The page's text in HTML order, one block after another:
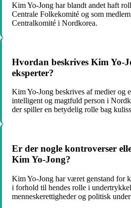
Kim Yo-Jong har blandt andet haft
Centrale Folkekomité og som
Centralkomité i Nordkorea.
Hvordan beskrives Kim Yo-
eksperter?
Kim Yo-Jong beskrives af medier og
intelligent og magtfuld person i
der spiller en betydelig rolle bag
Er der nogle kontroverser
Kim Yo-Jong?
Kim Yo-Jong har været genstand for
i forhold til hendes rolle i
menneskerettigheder og politisk